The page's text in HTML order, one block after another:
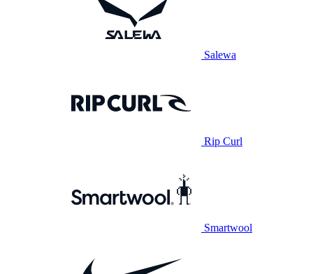
Salewa
Rip Curl
Smartwool